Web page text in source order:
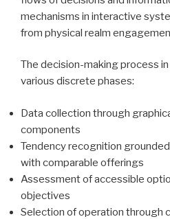
mechanisms in interactive
from physical realm
The decision-making process
various discrete phases:
Data collection through
components
Tendency recognition
with comparable offerings
Assessment of accessible
objectives
Selection of operation through